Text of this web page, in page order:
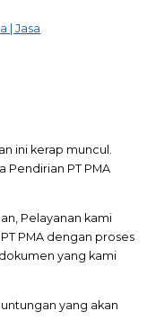
ini kerap muncul.
Pendirian PT PMA
Pelayanan kami
PMA dengan proses
yang kami
yang akan